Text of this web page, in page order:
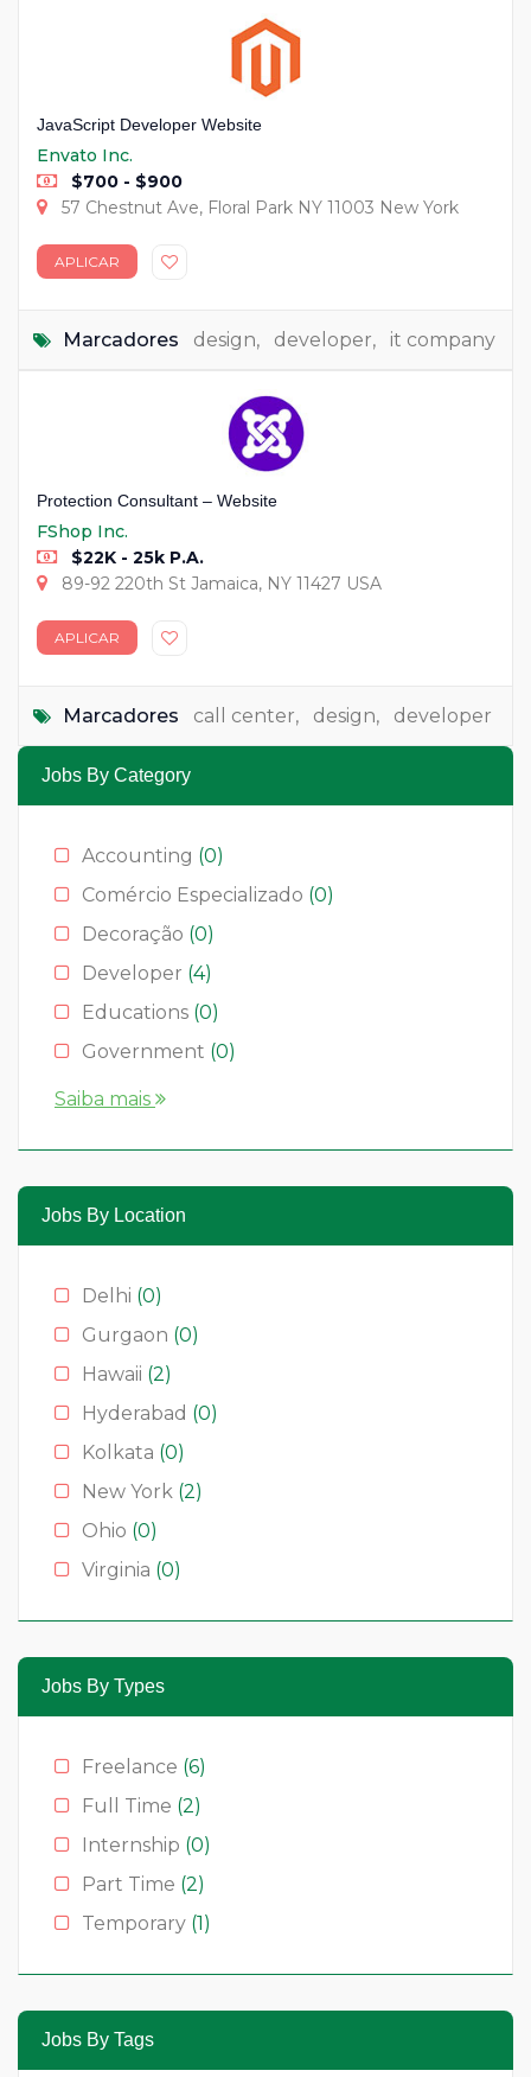
JavaScript Developer Website
Envato Inc.
$700 - $900
57 Chestnut Ave, Floral Park NY 11003 New York
APLICAR
Marcadores design, developer, it company
Protection Consultant – Website
FShop Inc.
$22K - 25k P.A.
89-92 220th St Jamaica, NY 11427 USA
APLICAR
Marcadores call center, design, developer
Jobs By Category
Accounting (0)
Comércio Especializado (0)
Decoração (0)
Developer (4)
Educations (0)
Government (0)
Hotelaria
Moda(0)
Restauração(0)
Restaurants
Serviços
(0)
Technology
Saiba mais
Jobs By Location
Delhi (0)
Gurgaon (0)
Hawaii (2)
Hyderabad (0)
Kolkata (0)
New York (2)
Ohio (0)
Virginia (0)
Jobs By Types
Freelance (6)
Full Time (2)
Internship (0)
Part Time (2)
Temporary (1)
Jobs By Tags